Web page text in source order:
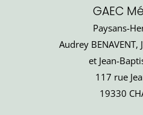
GAEC
Paysans-
Audrey BENAVENT,
et Jean-
117 rue
19330